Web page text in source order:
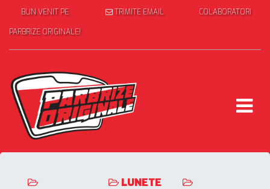
BUN VENIT PE
PARBRIZE ORIGINALE!
TRIMITE EMAIL COLABORATORI
LUNETE